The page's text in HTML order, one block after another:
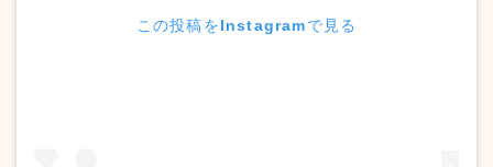
この投稿をInstagramで見る